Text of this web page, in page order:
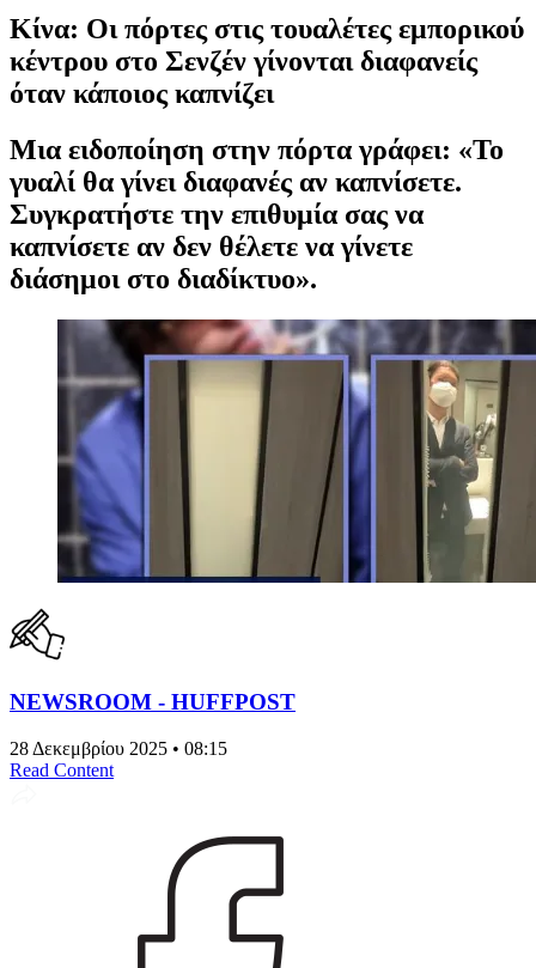
Kίνα: Οι πόρτες στις τουαλέτες εμπορικού
κέντρου στο Σενζέν γίνονται διαφανείς
όταν κάποιος καπνίζει
Μια ειδοποίηση στην πόρτα γράφει: «Το
γυαλί θα γίνει διαφανές αν καπνίσετε.
Συγκρατήστε την επιθυμία σας να
καπνίσετε αν δεν θέλετε να γίνετε
διάσημοι στο διαδίκτυο».
NEWSROOM - HUFFPOST
28 Δεκεμβρίου 2025 • 08:15
Read Content